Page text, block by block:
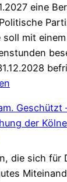
eine
soll mit
Geschützt
der
die sich für